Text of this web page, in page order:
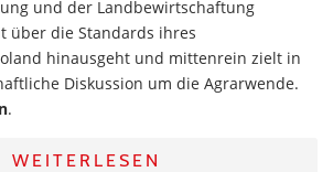
und der Landbewirtschaftung
über die Standards ihres
hinausgeht und mittenrein zielt in
Diskussion um die Agrarwende.
.
WEITERLESEN